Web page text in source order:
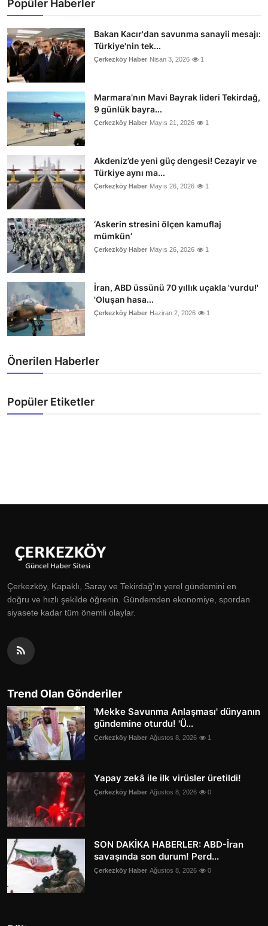
Popüler Haberler
Bakan Kacır'dan savunma sanayii mesajı:
Türkiye'nin tek...
Çerkezköy Haber Nisan 3, 2026 1
Marmara’nın Mavi Bayrak lideri Tekirdağ,
9 günlük bayra...
Çerkezköy Haber Mayıs 21, 2026 1
Akdeniz’de yeni güç dengesi! Cezayir ve
Türkiye aynı ma...
Çerkezköy Haber Mayıs 26, 2026 1
‘Askerin stresini ölçen kamuflaj
mümkün’
Çerkezköy Haber Mayıs 26, 2026 1
İran, ABD üssünü 70 yıllık uçakla 'vurdu!'
'Oluşan hasa...
Çerkezköy Haber Haziran 2, 2026 1
Önerilen Haberler
Popüler Etiketler
Çerkezköy, Kapaklı, Saray ve Tekirdağ'ın yerel gündemini en
doğru ve hızlı şekilde öğrenin. Gündemden ekonomiye, spordan
siyasete kadar tüm önemli olaylar.
Trend Olan Gönderiler
'Mekke Savunma Anlaşması' dünyanın
gündemine oturdu! 'Ü...
Çerkezköy Haber Ağustos 8, 2026 1
Yapay zekâ ile ilk virüsler üretildi!
Çerkezköy Haber Ağustos 8, 2026 0
SON DAKİKA HABERLER: ABD-İran
savaşında son durum! Perd...
Çerkezköy Haber Ağustos 8, 2026 0